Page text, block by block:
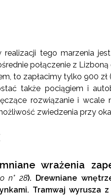
tego marzenia
połączenie z
to zapłacimy tylko 900
także pociągiem i
rozwiązanie i wcale
zwiedzenia przy
wrażenia
n° 28). Drewniane
Tramwaj wyrusza